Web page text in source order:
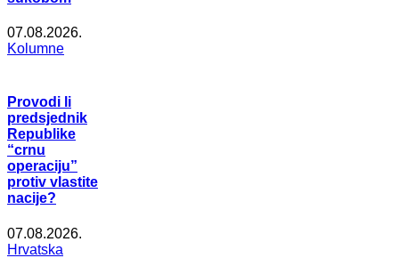
07.08.2026.
Kolumne
Provodi li
predsjednik
Republike
“crnu
operaciju”
protiv vlastite
nacije?
07.08.2026.
Hrvatska